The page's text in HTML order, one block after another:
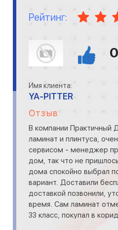
Рейтинг:
0
Имя клиента:
YA-PITTER
Отзыв
В компании Практичный
ламинат и плинтуса,
сервисом - менеджер
дом, так что не
дома спокойно выбрал
вариант. Доставили
доставкой позвонили,
время. Сам ламинат
33 класс, покупал в